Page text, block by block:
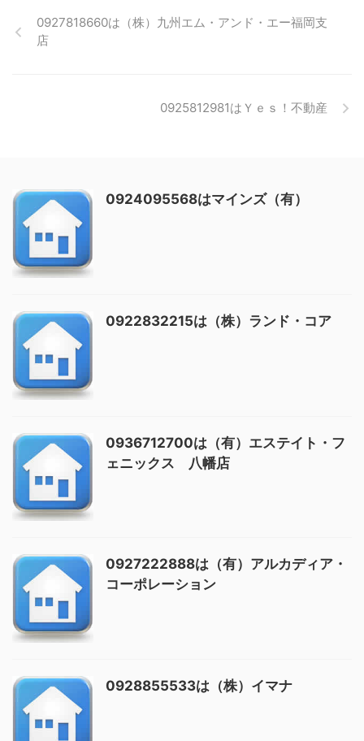
0927818660は（株）九州エム・アンド・エー福岡支
店
0925812981はＹｅｓ！不動産
0924095568はマインズ（有）
0922832215は（株）ランド・コア
0936712700は（有）エステイト・フ
ェニックス 八幡店
0927222888は（有）アルカディア・
コーポレーション
0928855533は（株）イマナ